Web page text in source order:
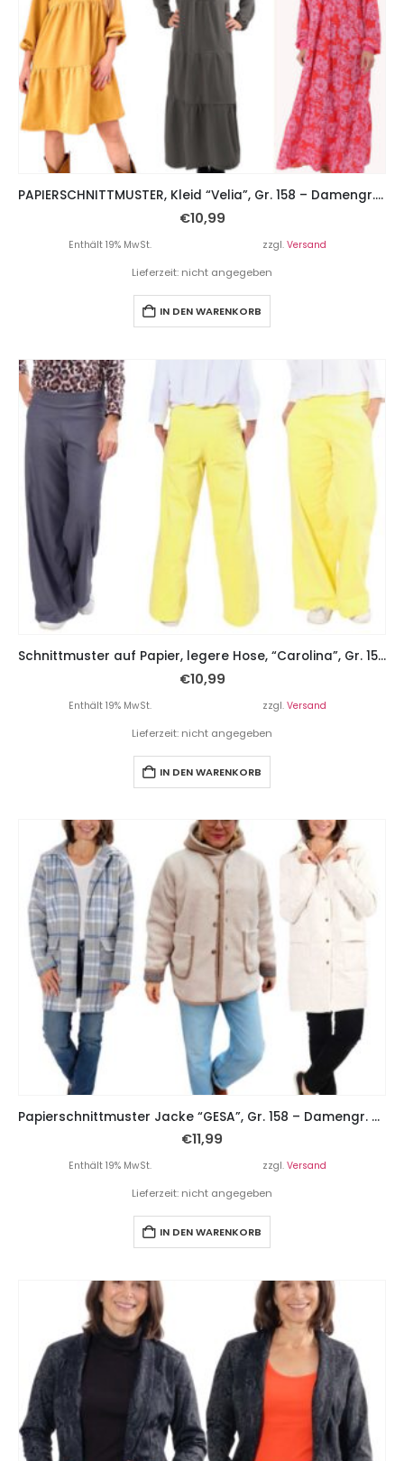
PAPIERSCHNITTMUSTER, Kleid “Velia”, Gr. 158 – Damengr. 46
€10,99
Enthält 19% MwSt. zzgl. Versand
Lieferzeit: nicht angegeben
IN DEN WARENKORB
Schnittmuster auf Papier, legere Hose, “Carolina”, Gr. 158 – 46
€10,99
Enthält 19% MwSt. zzgl. Versand
Lieferzeit: nicht angegeben
IN DEN WARENKORB
Papierschnittmuster Jacke “GESA”, Gr. 158 – Damengr. 46
€11,99
Enthält 19% MwSt. zzgl. Versand
Lieferzeit: nicht angegeben
IN DEN WARENKORB